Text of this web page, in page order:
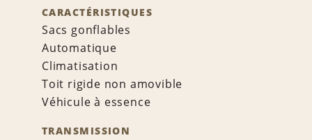
CARACTÉRISTIQUES
Sacs gonflables
Automatique
Climatisation
Toit rigide non amovible
Véhicule à essence
TRANSMISSION